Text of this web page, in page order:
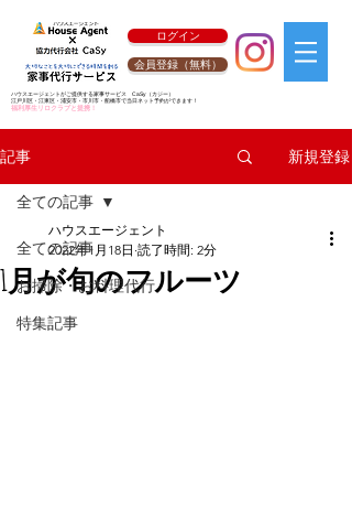
ログイン
会員登録（無料）
ハウスエージェントがご提供する家事サービス CaSy （カジー）
江戸川区・江東区・浦安市・市川市・船橋市で当日ネット予約ができます！
福利厚生リロクラブと提携！
記事 新規登録
全ての記事
お掃除・お料理代行
特集記事
全ての記事
1月が旬のフルーツ
ハウスエージェント
2022年1月18日 読了時間: 2分